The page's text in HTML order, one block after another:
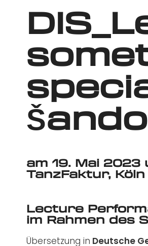
am 19. Mai 2023
TanzFaktur, Köln
Lecture
im Rahmen des
Übersetzung in Deutsche